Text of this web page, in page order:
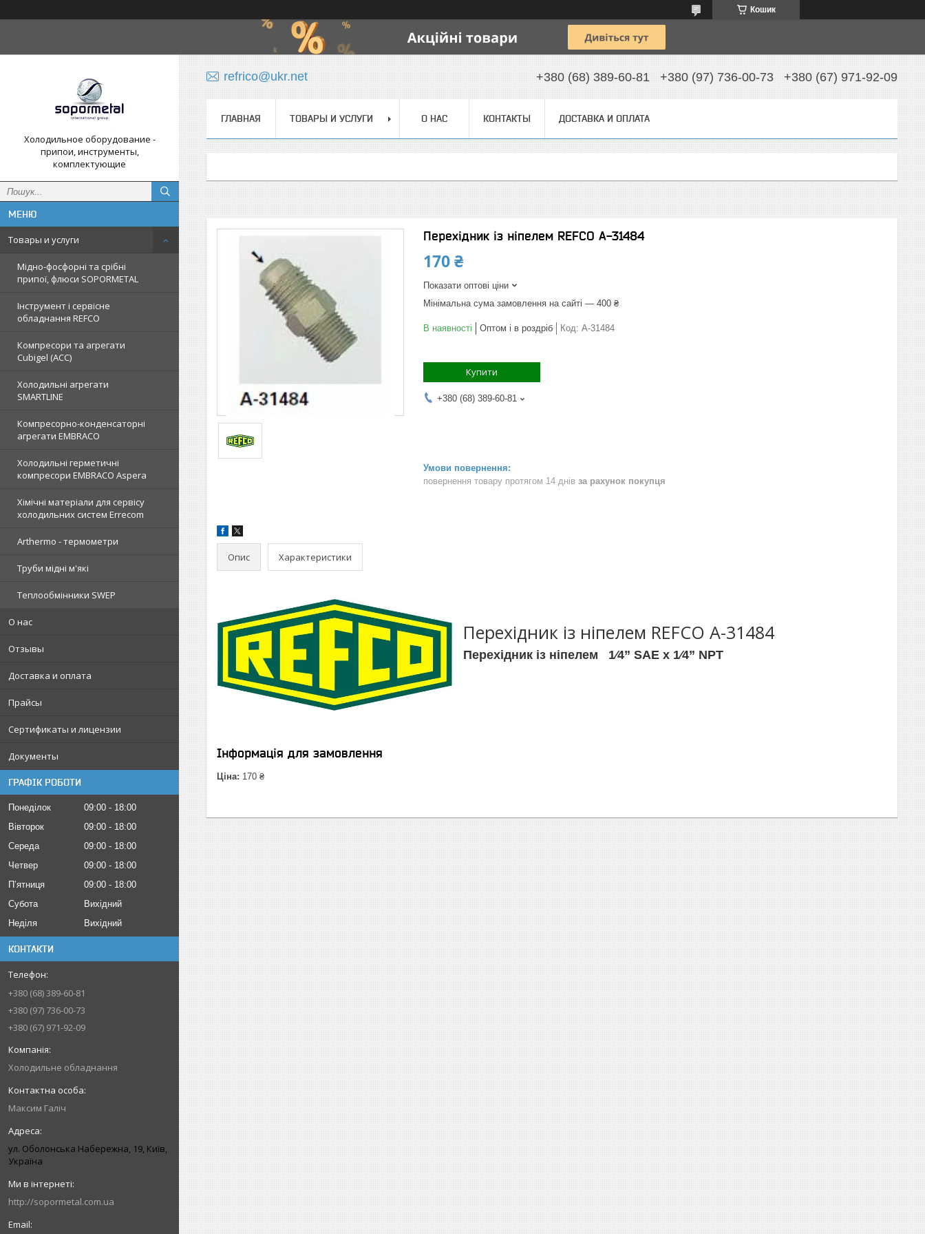
Кошик
Холодильное оборудование -
припои, инструменты,
комплектующие
Товары и услуги
Мідно-фосфорні та срібні
припої, флюси SOPORMETAL
Інструмент і сервісне
обладнання REFCO
Компресори та агрегати
Cubigel (ACC)
Холодильні агрегати
SMARTLINE
Компресорно-конденсаторні
агрегати EMBRACO
Холодильні герметичні
компресори EMBRACO Aspera
Хімічні матеріали для сервісу
холодильних систем Errecom
Arthermo - термометри
Труби мідні м'які
Теплообмінники SWEP
О нас
Отзывы
Доставка и оплата
Прайсы
Сертификаты и лицензии
Документы
ГРАФІК РОБОТИ
Понеділок 09:00
18:00
Вівторок
09:00
18:00
Середа
09:00
18:00
Четвер
09:00
18:00
Пʼятниця
09:00
18:00
Субота
Вихідний
Неділя
Вихідний
КОНТАКТИ
+380 (68) 389-60-81
+380 (97) 736-00-73
+380 (67) 971-92-09
Холодильне обладнання
Максим Галіч
ул. Оболонська Набережна, 19, Київ,
Україна
http://sopormetal.com.ua
refrico@ukr.net +380 (68) 389-60-81 +380 (97) 736-00-73 +380 (67) 971-92-09
ГЛАВНАЯ ТОВАРЫ И УСЛУГИ О НАС КОНТАКТЫ ДОСТАВКА И ОПЛАТА
Перехідник із ніпелем REFCO A-31484
170 ₴
Показати оптові ціни
Мінімальна сума замовлення на сайті — 400 ₴
В наявності Оптом і в роздріб Код: A-31484
Купити
+380 (68) 389-60-81
повернення товару протягом 14 днів за рахунок покупця
Опис Характеристики
Перехідник із ніпелем REFCO A-31484
Перехідник із ніпелем 1⁄4” SAE х 1⁄4” NPT
Інформація для замовлення
Ціна: 170 ₴